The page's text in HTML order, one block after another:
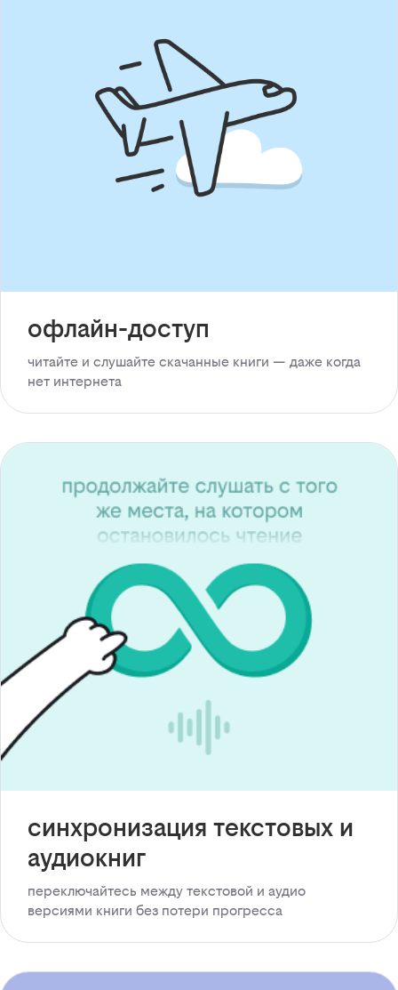
офлайн-доступ
читайте и слушайте скачанные книги — даже когда
нет интернета
синхронизация текстовых и
аудиокниг
переключайтесь между текстовой и аудио
версиями книги без потери прогресса